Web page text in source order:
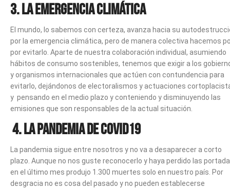
3. LA EMERGENCIA CLIMÁTICA
El mundo, lo sabemos con certeza, avanza hacia su
por la emergencia climática, pero de manera colectiva hacemos
por evitarlo. Aparte de nuestra colaboración individual, asumiendo
hábitos de consumo sostenibles, tenemos que exigir a los
y organismos internacionales que actúen con contundencia para
evitarlo, dejándonos de electoralismos y actuaciones
y pensando en el medio plazo y conteniendo y disminuyendo las
emisiones que son responsables de la actual situación.
4. LA PANDEMIA DE COVID19
La pandemia sigue entre nosotros y no va a desaparecer a corto
plazo. Aunque no nos guste reconocerlo y haya perdido las
en el último mes produjo 1.300 muertes solo en nuestro país. Por
desgracia no es cosa del pasado y no pueden establecerse